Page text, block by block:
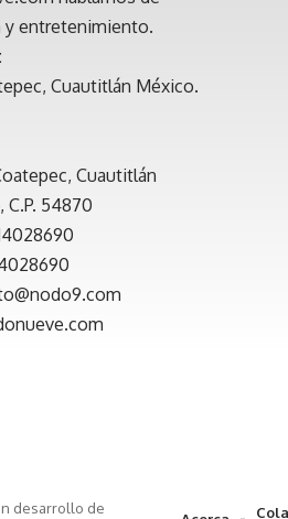
y entretenimiento.
Cuautitlán México.
Cuautitlán
C.P. 54870
desarrollo de